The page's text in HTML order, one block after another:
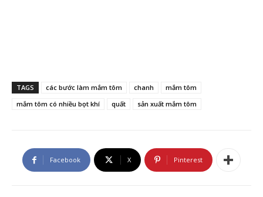
TAGS các bước làm mắm tôm chanh
mắm tôm
mắm tôm có nhiều bọt khí
quất sản xuất mắm tôm
Facebook X Pinterest